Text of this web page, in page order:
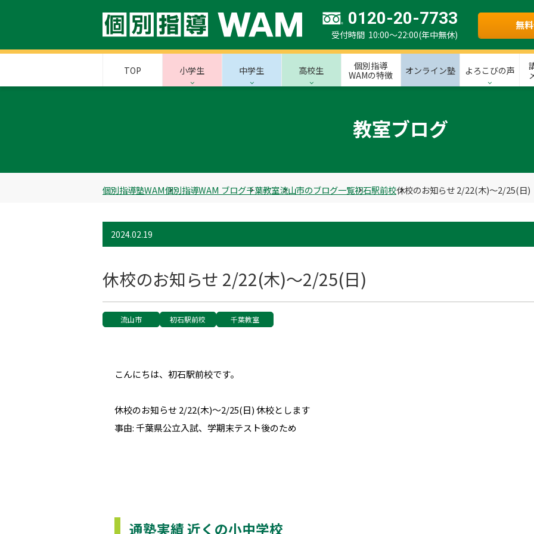
0120-20-7733
受付時間 10:00～22:00(年中無休)
無
TOP 小学生 中学生 高校生
個別指導
WAMの特徴
オンライン塾 よろこびの声
教室ブログ
個別指導塾WAM個別指導WAM ブログ千葉教室流山市のブログ一覧初石駅前校休校のお知らせ 2/22(木)～2/25(日)
2024.02.19
休校のお知らせ 2/22(木)～2/25(日)
流山市 初石駅前校 千葉教室
こんにちは、初石駅前校です。
休校のお知らせ 2/22(木)～2/25(日) 休校とします
事由: 千葉県公立入試、学期末テスト後のため
通塾実績 近くの小中学校